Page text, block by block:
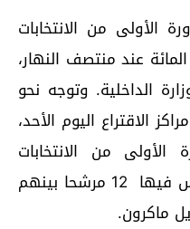
الأولى من الانتخابات
الفرنسية 25.48 في المائة عند منتصف النهار،
الداخلية. وتوجه نحو
مراكز الاقتراع اليوم الأحد،
الأولى من الانتخابات
الرئاسية الفرنسية التي يتنافس فيها 12 مرشحا بينهم
ماكرون.